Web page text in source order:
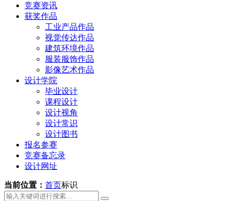
竞赛资讯
获奖作品
工业产品作品
视觉传达作品
建筑环境作品
服装服饰作品
影像艺术作品
设计学院
毕业设计
课程设计
设计视角
设计常识
设计图书
报名参赛
竞赛备忘录
设计网址
当前位置： 首页标识